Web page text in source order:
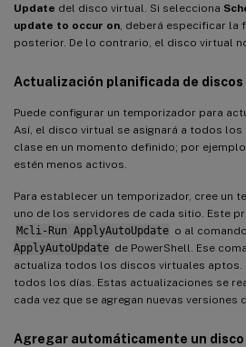
Update del disco virtual. Si selecciona
update to occur on , deberá especificar la
posterior. De lo contrario, el disco virtual
Actualización planificada de
Puede configurar un temporizador para
Así, el disco virtual se asignará a todos
clase en un momento definido; por
estén menos activos.
Para establecer un temporizador, cree un
uno de los servidores de cada sitio. Este
Mcli-Run ApplyAutoUpdate o al comando
ApplyAutoUpdate de PowerShell. Ese
actualiza todos los discos virtuales aptos.
todos los días. Estas actualizaciones se
cada vez que se agregan nuevas versiones
Agregar automáticamente un